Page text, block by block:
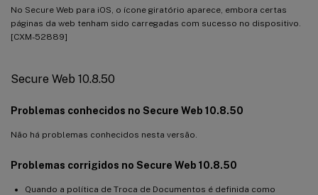
No Secure Web para iOS, o ícone giratório aparece, embora certas
páginas da web tenham sido carregadas com sucesso no dispositivo.
[CXM-52889]
Secure Web 10.8.50
Problemas conhecidos no Secure Web 10.8.50
Não há problemas conhecidos nesta versão.
Problemas corrigidos no Secure Web 10.8.50
Quando a política de Troca de Documentos é definida como